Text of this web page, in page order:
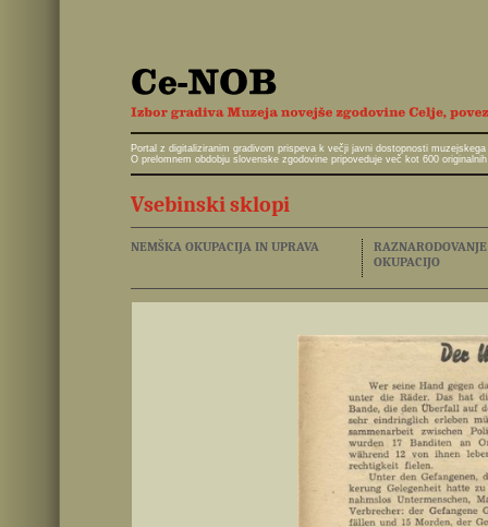
Portal z digitaliziranim gradivom prispeva k večji javni dostopnosti
O prelomnem obdobju slovenske zgodovine pripoveduje več kot 600
Vsebinski sklopi
NEMŠKA OKUPACIJA IN UPRAVA
OKUPACIJO